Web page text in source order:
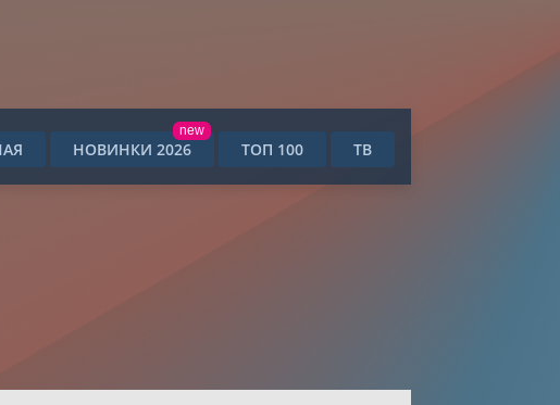
НОВИНКИ 2026
new
ТОП 100 ТВ